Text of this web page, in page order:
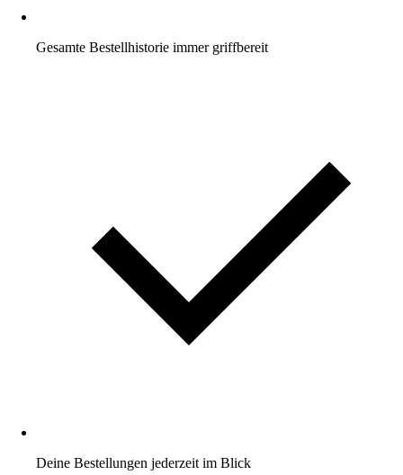
Gesamte Bestellhistorie immer griffbereit
Deine Bestellungen jederzeit im Blick